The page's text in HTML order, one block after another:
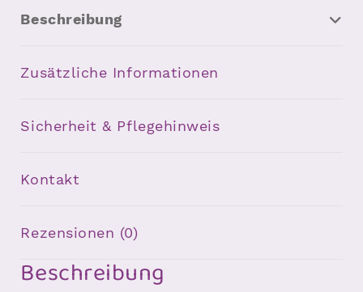
Beschreibung
Zusätzliche Informationen
Sicherheit & Pflegehinweis
Kontakt
Rezensionen (0)
Beschreibung